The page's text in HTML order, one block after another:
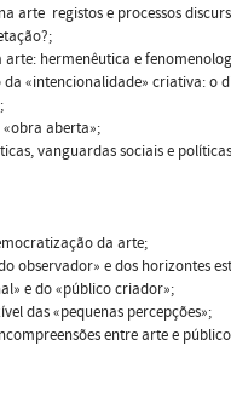
arte  registos e processos
arte: hermenêutica e
da «intencionalidade» criativa: o
«obra aberta»;
vanguardas sociais e
da arte;
observador» e dos horizontes
e do «público criador»;
das «pequenas percepções»;
incompreensões entre arte e